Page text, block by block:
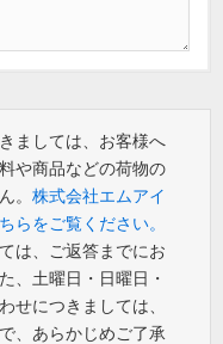
ましては、お客様へ
や商品などの荷物の
。 株式会社エムアイ
らをご覧ください。
は、ご返答までにお
、土曜日・日曜日・
せにつきましては、
、あらかじめご了承